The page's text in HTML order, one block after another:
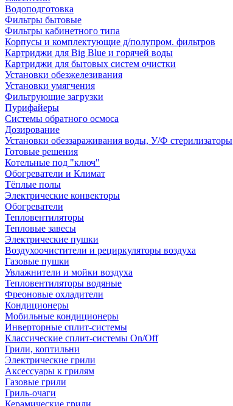
Водоподготовка
Фильтры бытовые
Фильтры кабинетного типа
Корпусы и комплектующие д/полупром. фильтров
Картриджи для Big Blue и горячей воды
Картриджи для бытовых систем очистки
Установки обезжелезивания
Установки умягчения
Фильтрующие загрузки
Пурифайеры
Системы обратного осмоса
Дозирование
Установки обеззараживания воды, У/Ф стерилизаторы
Готовые решения
Котельные под "ключ"
Обогреватели и Климат
Тёплые полы
Электрические конвекторы
Обогреватели
Тепловентиляторы
Тепловые завесы
Электрические пушки
Воздухоочистители и рециркуляторы воздуха
Газовые пушки
Увлажнители и мойки воздуха
Тепловентиляторы водяные
Фреоновые охладители
Кондиционеры
Мобильные кондиционеры
Инверторные сплит-системы
Классические сплит-системы On/Off
Грили, коптильни
Электрические грили
Аксессуары к грилям
Газовые грили
Гриль-очаги
Керамические грили